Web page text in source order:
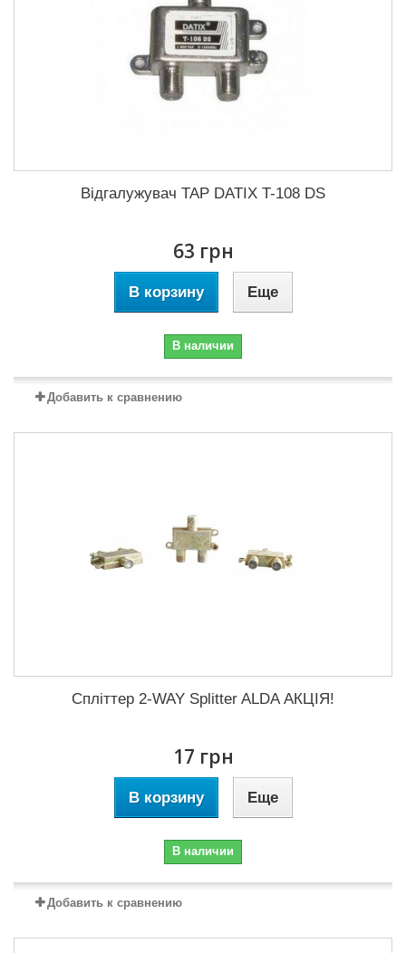
Відгалужувач TAP DATIX T-108 DS
63 грн
В корзину Еще
В наличии
Добавить к сравнению
Спліттер 2-WAY Splitter ALDA АКЦІЯ!
17 грн
В корзину Еще
В наличии
Добавить к сравнению